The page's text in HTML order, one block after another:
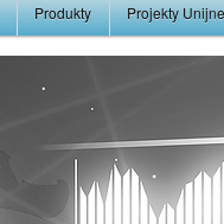
Produkty Projekty